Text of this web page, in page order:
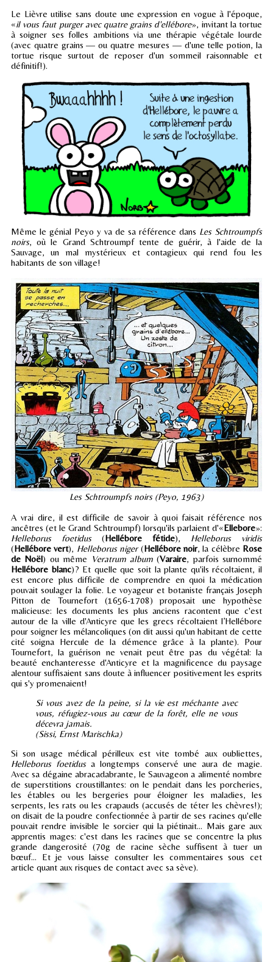
Le Lièvre utilise sans doute une expression en vogue à l'époque,
«il vous faut purger avec quatre grains d'ellébore», invitant la tortue
à soigner ses folles ambitions via une thérapie végétale lourde
(avec quatre grains — ou quatre mesures — d'une telle potion, la
tortue risque surtout de reposer d'un sommeil raisonnable et
définitif!).
Même le génial Peyo y va de sa référence dans Les Schtroumpfs
noirs, où le Grand Schtroumpf tente de guérir, à l'aide de la
Sauvage, un mal mystérieux et contagieux qui rend fou les
habitants de son village!
Les Schtroumpfs noirs (Peyo, 1963)
A vrai dire, il est difficile de savoir à quoi faisait référence nos
ancêtres (et le Grand Schtroumpf) lorsqu'ils parlaient d'«Ellebore»:
Helleborus foetidus(Hellébore fétide), Helleborus viridis
(Hellébore vert), Helleborus niger(Hellébore noir, la célèbre Rose
de Noël) ou même Veratrum album(Varaire, parfois surnommé
Hellébore blanc)? Et quelle que soit la plante qu'ils récoltaient, il
est encore plus difficile de comprendre en quoi la médication
pouvait soulager la folie. Le voyageur et botaniste français Joseph
Pitton de Tournefort (1656-1708) proposait une hypothèse
malicieuse: les documents les plus anciens racontent que c'est
autour de la ville d'Anticyre que les grecs récoltaient l’Hellébore
pour soigner les mélancoliques (on dit aussi qu'un habitant de cette
cité soigna Hercule de la démence grâce à la plante). Pour
Tournefort, la guérison ne venait peut être pas du végétal: la
beauté enchanteresse d'Anticyre et la magnificence du paysage
alentour suffisaient sans doute à influencer positivement les esprits
qui s'y promenaient!
Si vous avez de la peine, si la vie est méchante avec
vous, réfugiez-vous au cœur de la forêt, elle ne vous
décevra jamais.
(Sissi, Ernst Marischka)
Si son usage médical périlleux est vite tombé aux oubliettes,
Helleborus foetidusa longtemps conservé une aura de magie.
Avec sa dégaine abracadabrante, le Sauvageon a alimenté nombre
de superstitions croustillantes: on le pendait dans les porcheries,
les étables ou les bergeries pour éloigner les maladies, les
serpents, les rats ou les crapauds (accusés de téter les chèvres!);
on disait de la poudre confectionnée à partir de ses racines qu'elle
pouvait rendre invisible le sorcier qui la piétinait... Mais gare aux
apprentis mages: c'est dans les racines que se concentre la plus
grande dangerosité (70g de racine sèche suffisent à tuer un
bœuf... Et je vous laisse consulter les commentaires sous cet
article quant aux risques de contact avec sa sève).